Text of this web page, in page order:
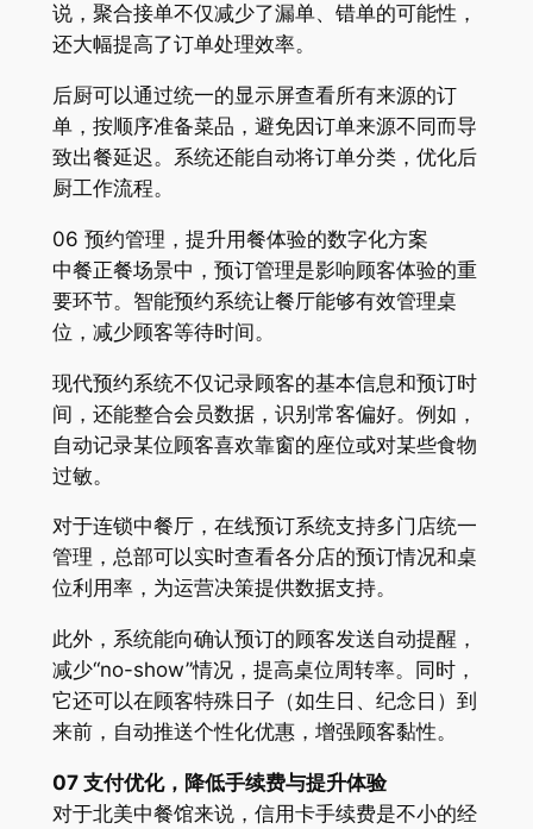
说，聚合接单不仅减少了漏单、错单的可能性，
还大幅提高了订单处理效率。
后厨可以通过统一的显示屏查看所有来源的订
单，按顺序准备菜品，避免因订单来源不同而导
致出餐延迟。系统还能自动将订单分类，优化后
厨工作流程。
06 预约管理，提升用餐体验的数字化方案
中餐正餐场景中，预订管理是影响顾客体验的重
要环节。智能预约系统让餐厅能够有效管理桌
位，减少顾客等待时间。
现代预约系统不仅记录顾客的基本信息和预订时
间，还能整合会员数据，识别常客偏好。例如，
自动记录某位顾客喜欢靠窗的座位或对某些食物
过敏。
对于连锁中餐厅，在线预订系统支持多门店统一
管理，总部可以实时查看各分店的预订情况和桌
位利用率，为运营决策提供数据支持。
此外，系统能向确认预订的顾客发送自动提醒，
减少“no-show”情况，提高桌位周转率。同时，
它还可以在顾客特殊日子（如生日、纪念日）到
来前，自动推送个性化优惠，增强顾客黏性。
07 支付优化，降低手续费与提升体验
对于北美中餐馆来说，信用卡手续费是不小的经